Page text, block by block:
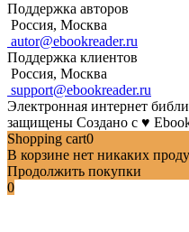
Поддержка авторов
Россия, Москва
autor@ebookreader.ru
Поддержка клиентов
Россия, Москва
support@ebookreader.ru
Электронная интернет
защищены Создано с ♥
Shopping cart0
В корзине нет никаких
Продолжить покупки
0